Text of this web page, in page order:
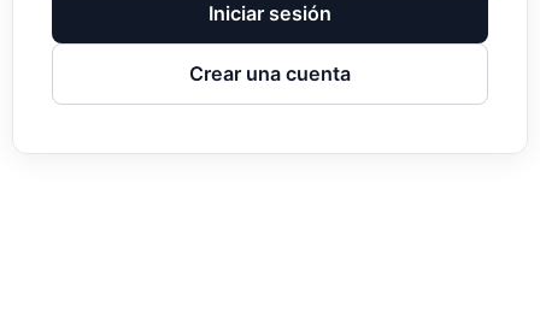
Iniciar sesión
Crear una cuenta